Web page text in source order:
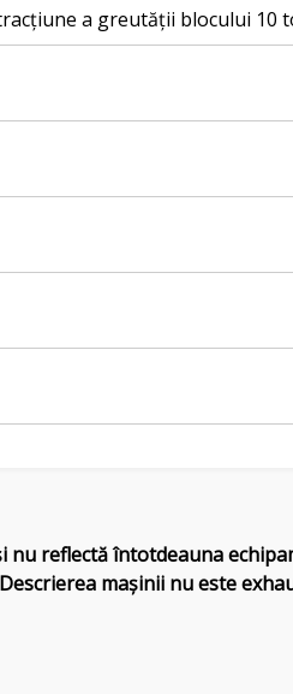
a greutății blocului 10
reflectă întotdeauna
mașinii nu este